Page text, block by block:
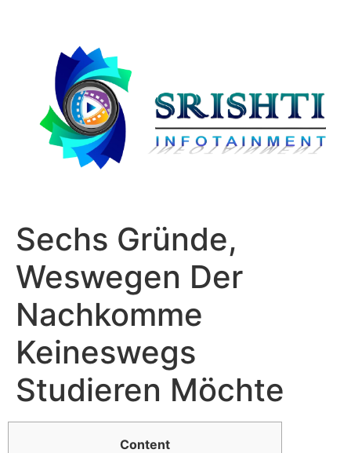
Sechs Gründe,
Weswegen Der
Nachkomme
Keineswegs
Studieren Möchte
Content